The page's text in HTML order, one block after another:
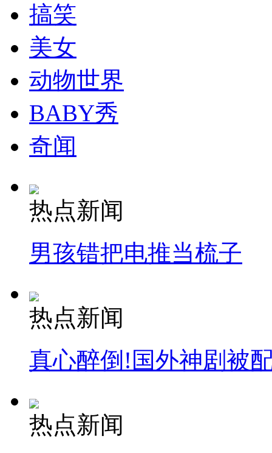
外交部：反对强权政治霸凌主义
外交部：有关国家言论片面不公正
安徽一实载49人客车翻车
走！跟着总书记去植树
纽约上演“枕头大战”
搞笑
美女
动物世界
BABY秀
奇闻
热点新闻
男孩错把电推当梳子
热点新闻
真心醉倒!国外神剧被
热点新闻